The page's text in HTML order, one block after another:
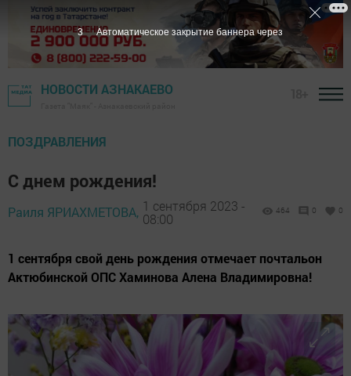
НОВОСТИ АЗНАКАЕВО
ПОЗДРАВЛЕНИЯ
С днем рождения!
Раиля ЯРИАХМЕТОВА, 1 сентября 2023 -
08:00
464 0 0
1 сентября свой день рождения отмечает почтальон
Актюбинской ОПС Хаминова Алена Владимировна!
2 Автоматическое закрытие баннера через